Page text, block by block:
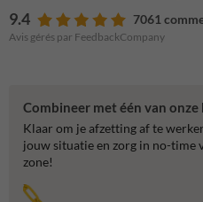
9.4 7061
Avis gérés par FeedbackCompany
Combineer met één van
Klaar om je afzetting af te
jouw situatie en zorg in no-time
zone!